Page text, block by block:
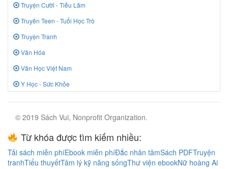
Truyện Cười - Tiếu Lâm
Truyên Teen - Tuổi Học Trò
Truyện Tranh
Văn Hóa
Văn Học Việt Nam
Y Học - Sức Khỏe
© 2019 Sách Vui, Nonprofit Organization.
Từ khóa được tìm kiếm nhiều:
Tải sách miễn phíEbook miễn phíĐắc nhân tâmSách PDFTruyện
tranhTiểu thuyếtTâm lý kỹ năng sốngThư viện ebookNữ hoàng Ai